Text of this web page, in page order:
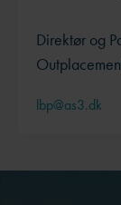
Direktør og
lbp@as3.dk